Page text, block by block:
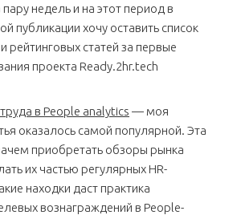
пару недель и на этот период в
публикации хочу оставить список
рейтинговых статей за первые
проекта Ready.2hr.tech
в People analytics — моя
оказалось самой популярной. Эта
приобретать обзоры рынка
их частью регулярных HR-
находки даст практика
вознаграждений в People-